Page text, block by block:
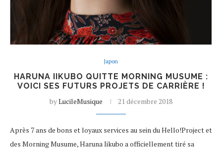
Japon
HARUNA IIKUBO QUITTE MORNING MUSUME :
VOICI SES FUTURS PROJETS DE CARRIÈRE !
byLucileMusique 21 décembre 2018
Après 7 ans de bons et loyaux services au sein du Hello!Project et
des Morning Musume, Haruna Iikubo a officiellement tiré sa